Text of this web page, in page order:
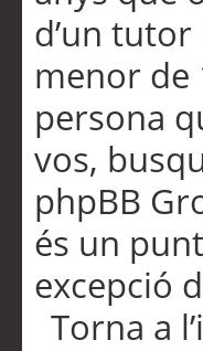
d’un
menor de
persona
vos,
phpBB
és un
excepció
Torna a